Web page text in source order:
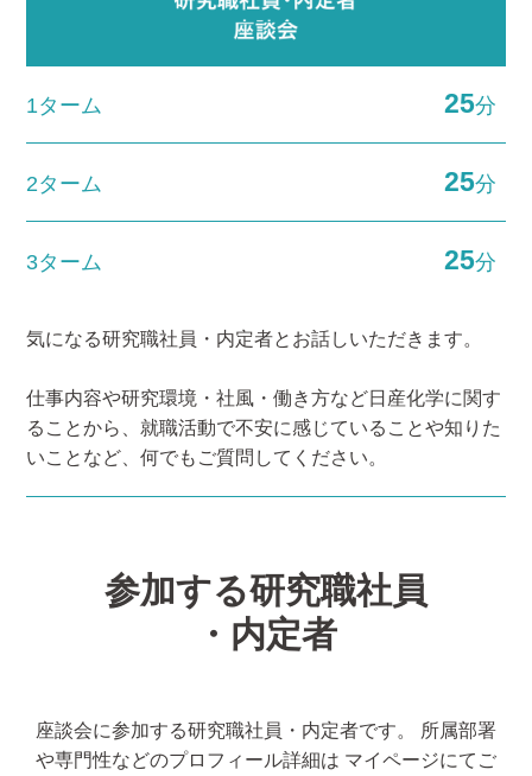
1ターム 25分
2ターム 25分
3ターム 25分
気になる研究職社員・内定者とお話しいただきます。
仕事内容や研究環境・社風・働き方など日産化学に関す
ることから、就職活動で不安に感じていることや知りた
いことなど、何でもご質問してください。
参加する研究職社員
・内定者
座談会に参加する研究職社員・内定者です。 所属部署
や専門性などのプロフィール詳細は マイページにてご